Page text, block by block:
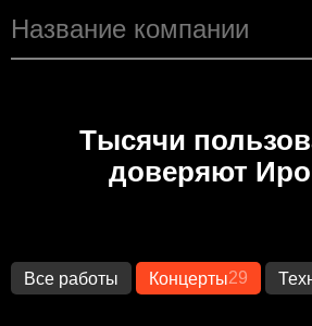
Тысячи
доверяют
Все работы Концерты29